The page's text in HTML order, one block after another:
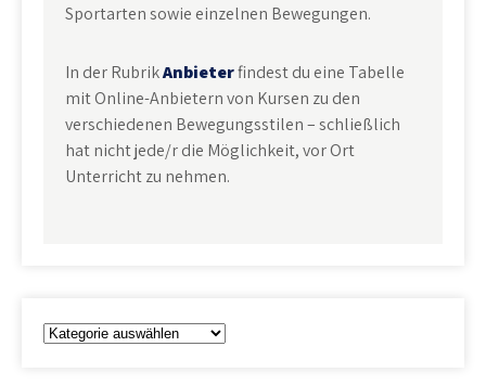
Sportarten sowie einzelnen Bewegungen.
In der RubrikAnbieterfindest du eine Tabelle
mit Online-Anbietern von Kursen zu den
verschiedenen Bewegungsstilen – schließlich
hat nicht jede/r die Möglichkeit, vor Ort
Unterricht zu nehmen.
Kategorien